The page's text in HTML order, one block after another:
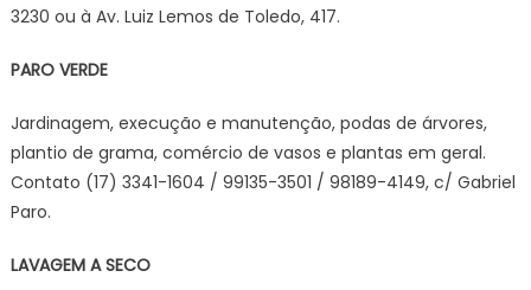
3230 ou à Av. Luiz Lemos de Toledo, 417.
PARO VERDE
Jardinagem, execução e manutenção, podas de árvores,
plantio de grama, comércio de vasos e plantas em geral.
Contato (17) 3341-1604 / 99135-3501 / 98189-4149, c/ Gabriel
Paro.
LAVAGEM A SECO